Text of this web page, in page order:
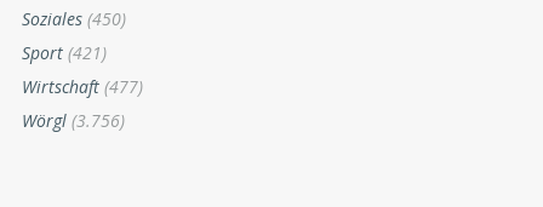
Soziales (450)
Sport (421)
Wirtschaft (477)
Wörgl (3.756)